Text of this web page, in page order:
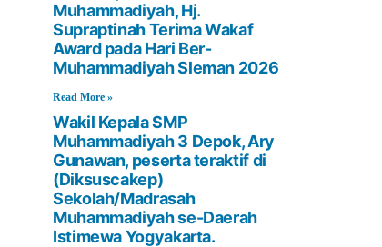
Muhammadiyah, Hj.
Supraptinah Terima Wakaf
Award pada Hari Ber-
Muhammadiyah Sleman 2026
Read More »
Wakil Kepala SMP
Muhammadiyah 3 Depok, Ary
Gunawan, peserta teraktif di
(Diksuscakep)
Sekolah/Madrasah
Muhammadiyah se-Daerah
Istimewa Yogyakarta.